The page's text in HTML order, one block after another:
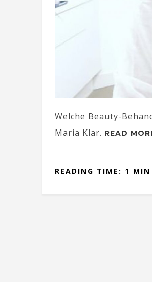
Welche Beauty-
Maria Klar. READ
READING TIME: 1 MIN